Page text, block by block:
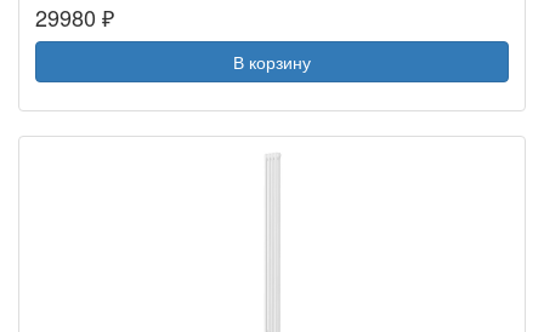
29980 ₽
В корзину